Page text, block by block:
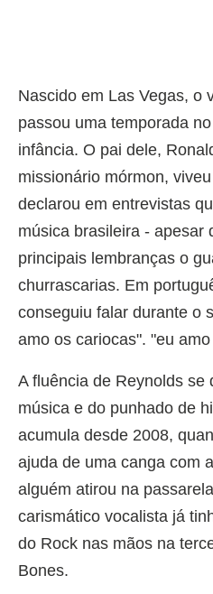
Nascido em Las Vegas, o
passou uma temporada
infância. O pai dele,
missionário mórmon,
declarou em entrevistas
música brasileira - apesar
principais lembranças o
churrascarias. Em
conseguiu falar durante o
amo os cariocas". "eu amo
A fluência de Reynolds se
música e do punhado de
acumula desde 2008,
ajuda de uma canga com
alguém atirou na
carismático vocalista já
do Rock nas mãos na
Bones.